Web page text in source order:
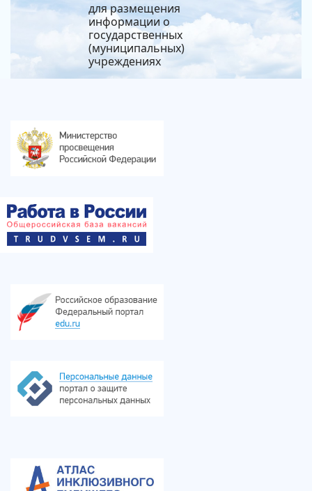
для размещения
информации о
государственных
(муниципальных)
учреждениях